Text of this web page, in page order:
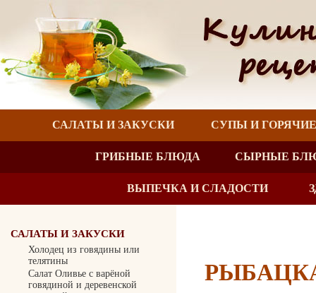
САЛАТЫ И ЗАКУСКИ СУПЫ И
ГРИБНЫЕ БЛЮДА СЫРНЫЕ
ВЫПЕЧКА И СЛАДОСТИ
САЛАТЫ И ЗАКУСКИ
Холодец из говядины или
телятины
Салат Оливье с варёной
говядиной и деревенской